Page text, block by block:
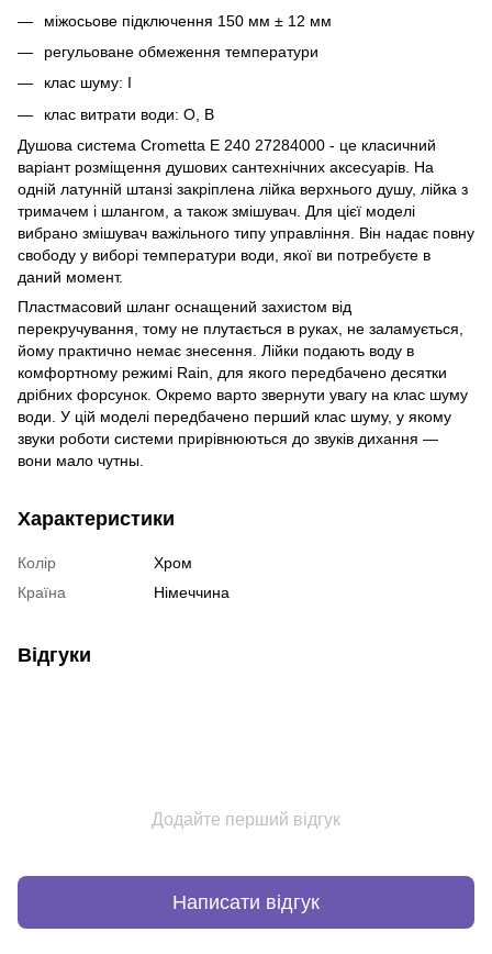
міжосьове підключення 150 мм ± 12 мм
регульоване обмеження температури
клас шуму: I
клас витрати води: O, B
Душова система Crometta E 240 27284000 - це класичний
варіант розміщення душових сантехнічних аксесуарів. На
одній латунній штанзі закріплена лійка верхнього душу, лійка з
тримачем і шлангом, а також змішувач. Для цієї моделі
вибрано змішувач важільного типу управління. Він надає повну
свободу у виборі температури води, якої ви потребуєте в
даний момент.
Пластмасовий шланг оснащений захистом від
перекручування, тому не плутається в руках, не заламується,
йому практично немає знесення. Лійки подають воду в
комфортному режимі Rain, для якого передбачено десятки
дрібних форсунок. Окремо варто звернути увагу на клас шуму
води. У цій моделі передбачено перший клас шуму, у якому
звуки роботи системи прирівнюються до звуків дихання —
вони мало чутны.
Характеристики
Колір
Хром
Країна
Німеччина
Відгуки
Додайте перший відгук
Написати відгук